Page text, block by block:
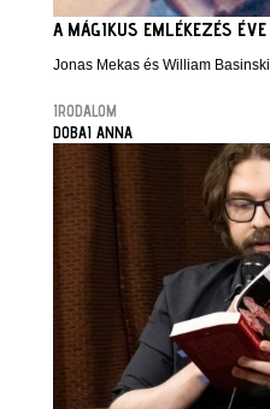
A MÁGIKUS EMLÉKEZÉS ÉVE
Jonas Mekas és William Basinski
IRODALOM
DOBAI ANNA